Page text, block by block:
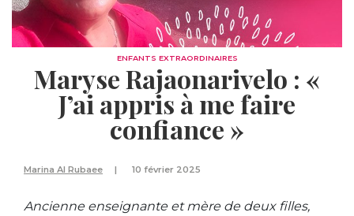
ENFANTS EXTRAORDINAIRES
Maryse Rajaonarivelo : «
J’ai appris à me faire
confiance »
Marina Al Rubaee 10 février 2025
Ancienne enseignante et mère de deux filles,